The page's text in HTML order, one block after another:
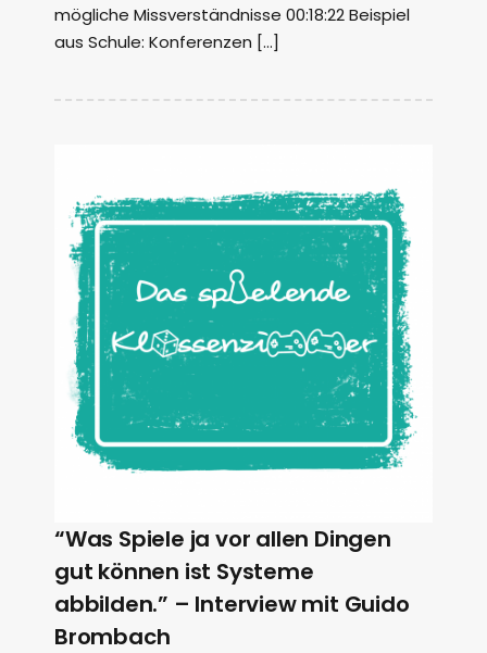
mögliche Missverständnisse 00:18:22 Beispiel
aus Schule: Konferenzen […]
“Was Spiele ja vor allen Dingen
gut können ist Systeme
abbilden.” – Interview mit Guido
Brombach